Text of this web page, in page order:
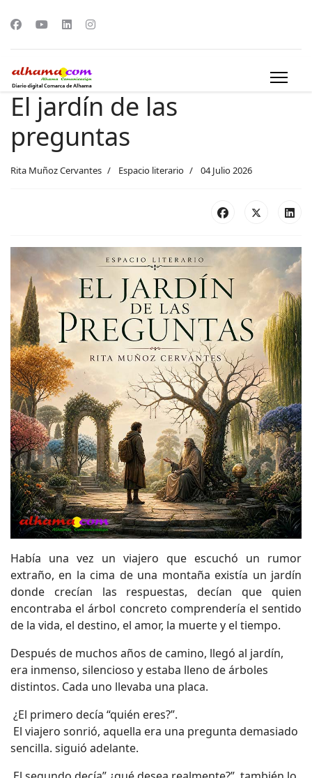
El jardín de las
preguntas
Rita Muñoz Cervantes Espacio literario 04 Julio 2026
Había una vez un viajero que escuchó un rumor
extraño, en la cima de una montaña existía un jardín
donde crecían las respuestas, decían que quien
encontraba el árbol concreto comprendería el sentido
de la vida, el destino, el amor, la muerte y el tiempo.
Después de muchos años de camino, llegó al jardín,
era inmenso, silencioso y estaba lleno de árboles
distintos. Cada uno llevaba una placa.
¿El primero decía “quién eres?”.
El viajero sonrió, aquella era una pregunta demasiado
sencilla. siguió adelante.